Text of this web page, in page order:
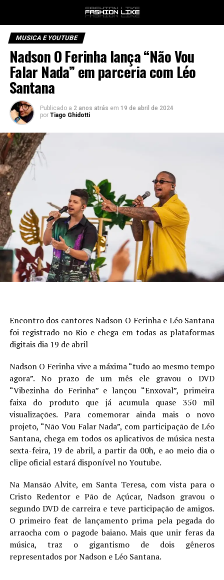
MUSICA E YOUTUBE
Nadson O Ferinha lança “Não Vou
Falar Nada” em parceria com Léo
Santana
Publicado a 2 anos atrás em 19 de abril de 2024
por Tiago Ghidotti
Encontro dos cantores Nadson O Ferinha e Léo Santana
foi registrado no Rio e chega em todas as plataformas
digitais dia 19 de abril
Nadson O Ferinha vive a máxima “tudo ao mesmo tempo
agora”. No prazo de um mês ele gravou o DVD
“Vibezinha do Ferinha” e lançou “Enxoval”, primeira
faixa do produto que já acumula quase 350 mil
visualizações. Para comemorar ainda mais o novo
projeto, “Não Vou Falar Nada”, com participação de Léo
Santana, chega em todos os aplicativos de música nesta
sexta-feira, 19 de abril, a partir da 00h, e ao meio dia o
clipe oficial estará disponível no Youtube.
Na Mansão Alvite, em Santa Teresa, com vista para o
Cristo Redentor e Pão de Açúcar, Nadson gravou o
segundo DVD de carreira e teve participação de amigos.
O primeiro feat de lançamento prima pela pegada do
arraocha com o pagode baiano. Mais que unir feras da
música, traz o gigantismo de dois gêneros
representados por Nadson e Léo Santana.